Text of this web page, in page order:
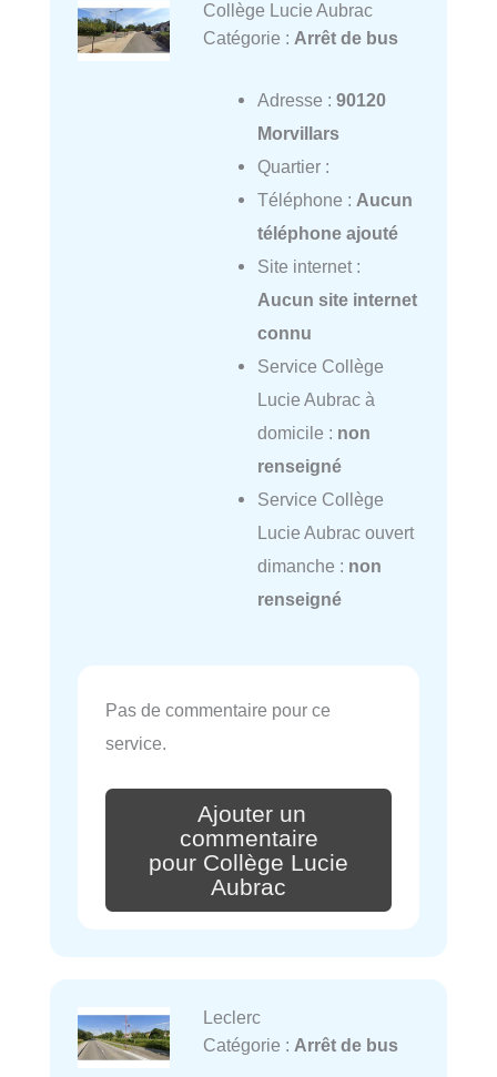
Collège Lucie Aubrac
Catégorie : Arrêt de bus
Adresse : 90120
Morvillars
Quartier :
Téléphone : Aucun
téléphone ajouté
Site internet :
Aucun site internet
connu
Service Collège
Lucie Aubrac à
domicile : non
renseigné
Service Collège
Lucie Aubrac ouvert
dimanche : non
renseigné
Pas de commentaire pour ce
service.
Ajouter un
commentaire
pour Collège Lucie
Aubrac
Leclerc
Catégorie : Arrêt de bus